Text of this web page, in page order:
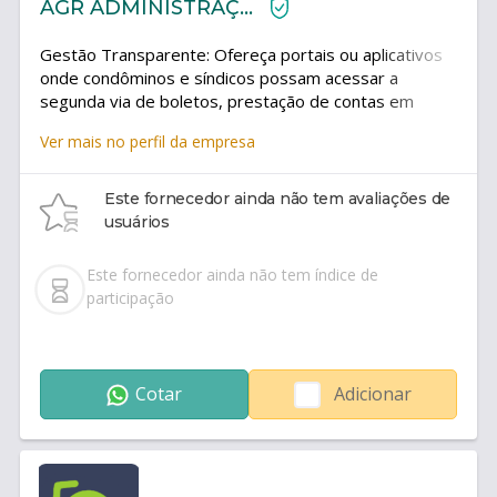
AGR ADMINISTRAÇÃO LTDA
Gestão Transparente: Ofereça portais ou aplicativos
onde condôminos e síndicos possam acessar a
segunda via de boletos, prestação de contas em
Integrada: Utilize sistemas de gestão condominial
para automatizar a emissão de boletos, controle de
contas a pagar/receber e comunicação
interna.Assessoria Jurídica e Trabalhista: Garanta
(especialmente com funcionários terceirizados) e
ofereça estratégias ativas para reduzir a
inadimplência
Ver mais no perfil da empresa
Este fornecedor ainda não tem avaliações de
usuários
Este fornecedor ainda não tem índice de
participação
Cotar Adicionar